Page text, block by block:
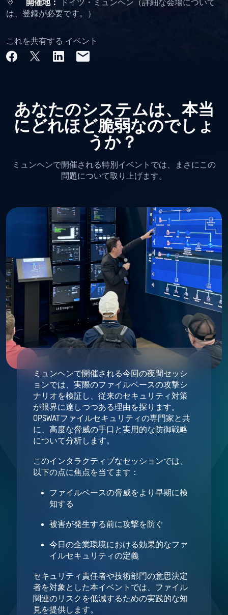
開催地：
ドイツ・ミュンヘン（詳細な会場について
は、登録が必要です。）
これを共有する イベント
あなたのシステムは、本当
にどれほど脆弱なのでしょ
うか？
ミュンヘンで開催される特別イベントでは、まさにこの
問題について取り上げます。
ミュンヘンで開催される今回の夜間セッシ
ョンでは、実際のファイルベースの攻撃シ
ナリオを検証し、従来のセキュリティ対策
が限界に達しつつある理由を探ります。
OPSWATファイルセキュリティの専門家と共
に、高度な脅威の手口と実用的な防御戦略
について分析します。
このインタラクティブなセッションでは、
以下の点に焦点を当てます：
ファイルベースの脅威をより早期に検
知する
被害が発生する前に攻撃を防ぐ
今日の企業環境における効果的なファ
イルセキュリティの定義
セキュリティ責任者や技術部門の意思決定
者を対象とした本イベントでは、ファイル
関連のリスクを低減するための実践的な知
見を提供します。